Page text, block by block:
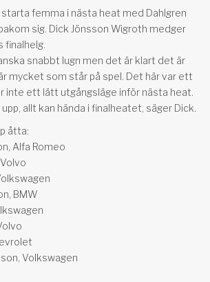
femma i nästa heat med Dahlgren
sig. Dick Jönsson Wigroth medger
finalhelg.
snabbt lugn men det är klart det är
mycket som står på spel. Det här var ett
inte ett lätt utgångsläge inför nästa heat.
allt kan hända i finalheatet, säger Dick.
åtta:
Alfa Romeo
BMW
Volkswagen